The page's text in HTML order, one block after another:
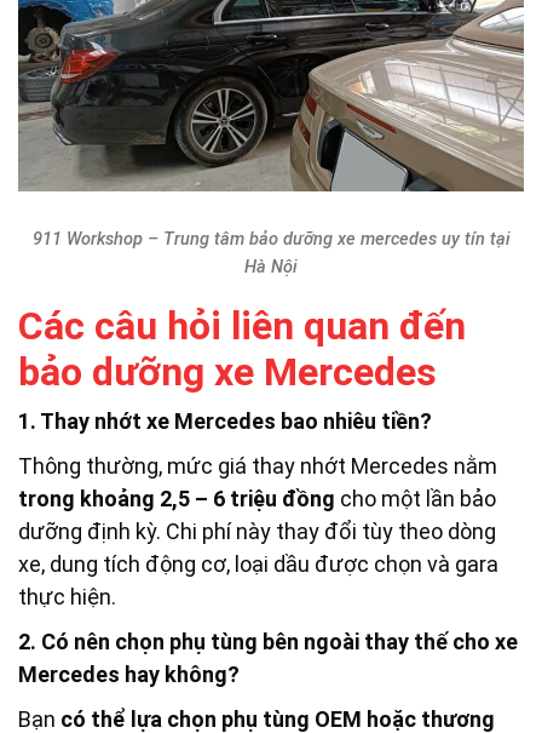
911 Workshop – Trung tâm bảo dưỡng xe mercedes uy tín tại
Hà Nội
Các câu hỏi liên quan đến
bảo dưỡng xe Mercedes
1. Thay nhớt xe Mercedes bao nhiêu tiền?
Thông thường, mức giá thay nhớt Mercedes nằm
trong khoảng 2,5 – 6 triệu đồng cho một lần bảo
dưỡng định kỳ. Chi phí này thay đổi tùy theo dòng
xe, dung tích động cơ, loại dầu được chọn và gara
thực hiện.
2. Có nên chọn phụ tùng bên ngoài thay thế cho xe
Mercedes hay không?
Bạn có thể lựa chọn phụ tùng OEM hoặc thương